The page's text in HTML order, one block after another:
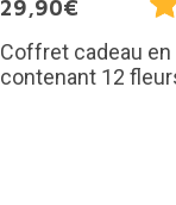
29,90€
Coffret cadeau en
contenant 12